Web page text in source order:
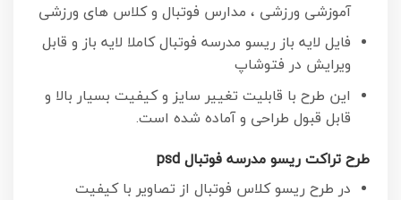
آموزشی ورزشی ، مدارس فوتبال و کلاس های ورزشی
فایل لایه باز ریسو مدرسه فوتبال کاملا لایه باز و قابل
ویرایش در فتوشاپ
این طرح با قابلیت تغییر سایز و کیفیت بسیار بالا و
قابل قبول طراحی و آماده شده است.
طرح تراکت ریسو مدرسه فوتبال psd
در طرح ریسو کلاس فوتبال از تصاویر با کیفیت